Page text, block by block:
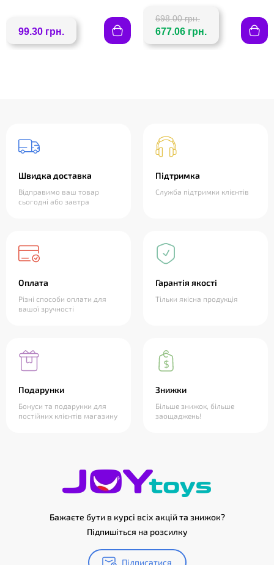
99.30 грн.
698.00 грн.
677.06 грн.
Швидка доставка
Відправимо ваш товар
сьогодні або завтра
Підтримка
Служба підтримки клієнтів
Оплата
Різні способи оплати для
вашої зручності
Гарантія якості
Тільки якісна продукція
Подарунки
Бонуси та подарунки для
постійних клієнтів магазину
Знижки
Більше знижок, більше
заощаджень!
Бажаєте бути в курсі всіх акцій та знижок?
Підпишіться на розсилку
Підписатися